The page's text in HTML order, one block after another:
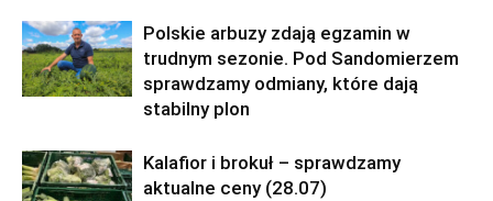
Polskie arbuzy zdają egzamin w
trudnym sezonie. Pod Sandomierzem
sprawdzamy odmiany, które dają
stabilny plon
Kalafior i brokuł – sprawdzamy
aktualne ceny (28.07)